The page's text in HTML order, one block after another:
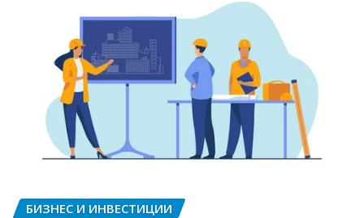
БИЗНЕС И ИНВЕСТИЦИИ